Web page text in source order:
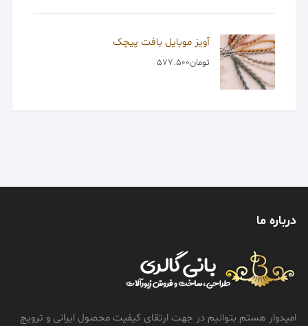
آویز موبایل بافت پیچک
تومان577.500
درباره ما
امیدوار هستم بتوانیم در جهت ارتقای کیفیت محصول ایرانی و ترویج